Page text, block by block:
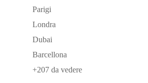
Parigi
Londra
Dubai
Barcellona
+207 da vedere